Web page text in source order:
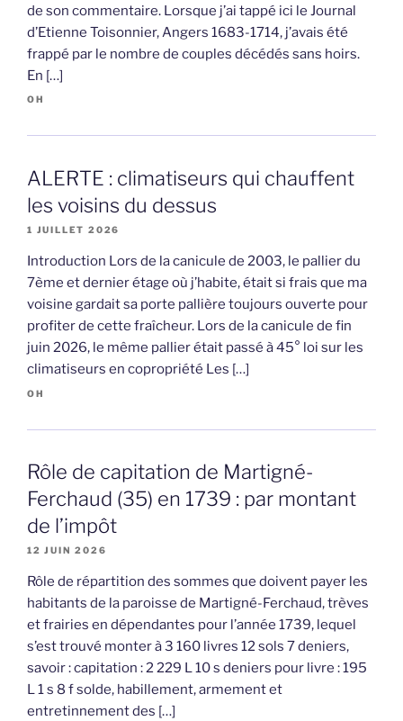
de son commentaire. Lorsque j’ai tappé ici le Journal
d’Etienne Toisonnier, Angers 1683-1714, j’avais été
frappé par le nombre de couples décédés sans hoirs.
En […]
OH
ALERTE : climatiseurs qui chauffent
les voisins du dessus
1 JUILLET 2026
Introduction Lors de la canicule de 2003, le pallier du
7ème et dernier étage où j’habite, était si frais que ma
voisine gardait sa porte pallière toujours ouverte pour
profiter de cette fraîcheur. Lors de la canicule de fin
juin 2026, le même pallier était passé à 45° loi sur les
climatiseurs en copropriété Les […]
OH
Rôle de capitation de Martigné-
Ferchaud (35) en 1739 : par montant
de l’impôt
12 JUIN 2026
Rôle de répartition des sommes que doivent payer les
habitants de la paroisse de Martigné-Ferchaud, trèves
et frairies en dépendantes pour l’année 1739, lequel
s’est trouvé monter à 3 160 livres 12 sols 7 deniers,
savoir : capitation : 2 229 L 10 s deniers pour livre : 195
L 1 s 8 f solde, habillement, armement et
entretinnement des […]